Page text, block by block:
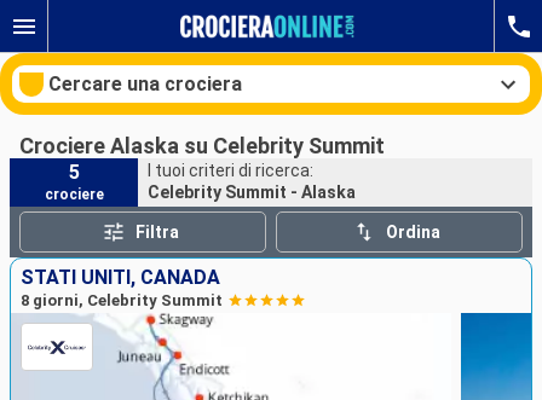
Cercare una crociera
Le nostre destinazioni
Mesi di partenza
Porti
Ricerca
Crociere Alaska su Celebrity Summit
5
crociere
I tuoi criteri di ricerca:
Celebrity Summit - Alaska
Filtra Ordina
STATI UNITI, CANADA
8 giorni, Celebrity Summit